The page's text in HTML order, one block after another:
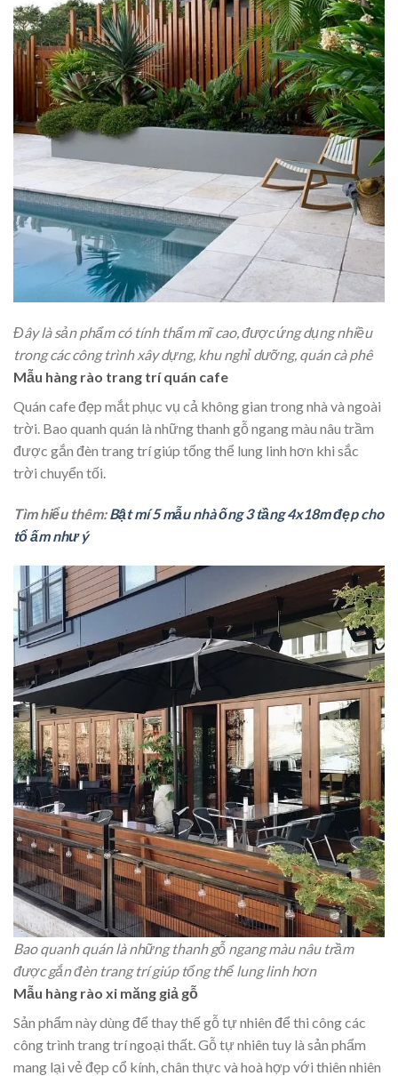
Đây là sản phẩm có tính thẩm mĩ cao, được ứng dụng nhiều
trong các công trình xây dựng, khu nghỉ dưỡng, quán cà phê
Mẫu hàng rào trang trí quán cafe
Quán cafe đẹp mắt phục vụ cả không gian trong nhà và ngoài
trời. Bao quanh quán là những thanh gỗ ngang màu nâu trầm
được gắn đèn trang trí giúp tổng thể lung linh hơn khi sắc
trời chuyển tối.
Tìm hiểu thêm:Bật mí 5 mẫu nhà ống 3 tầng 4x18m đẹp cho
tổ ấm như ý
Bao quanh quán là những thanh gỗ ngang màu nâu trầm
được gắn đèn trang trí giúp tổng thể lung linh hơn
Mẫu hàng rào xi măng giả gỗ
Sản phẩm này dùng để thay thế gỗ tự nhiên để thi công các
công trình trang trí ngoại thất. Gỗ tự nhiên tuy là sản phẩm
mang lại vẻ đẹp cổ kính, chân thực và hoà hợp với thiên nhiên